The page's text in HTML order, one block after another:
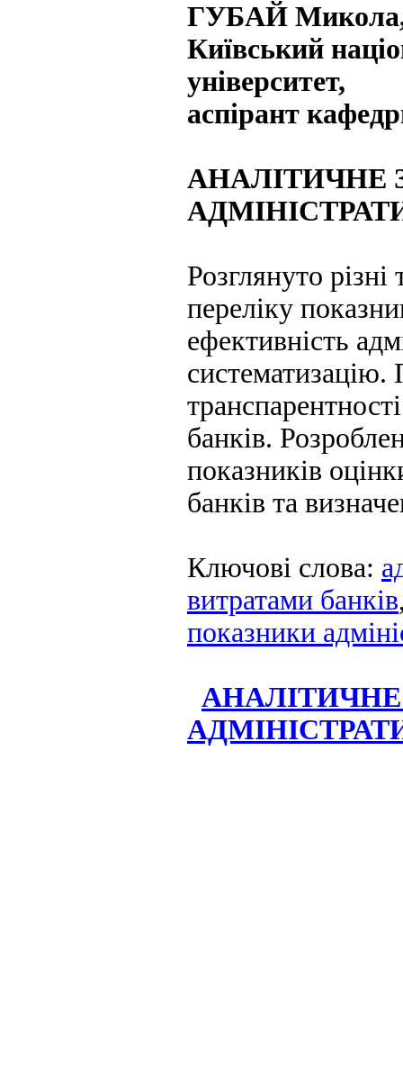
ГУБАЙ
Київський
університет,
аспірант
АНАЛІТИЧНЕ
Розглянуто
переліку
ефективність
систематизацію.
банків.
показників
банків та
Ключові слова:
витратами банків
показники